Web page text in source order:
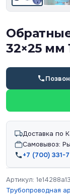
32×25 мм
Доставка по
Самовывоз:
+7 (700) 331-
Артикул:
Трубопроводная